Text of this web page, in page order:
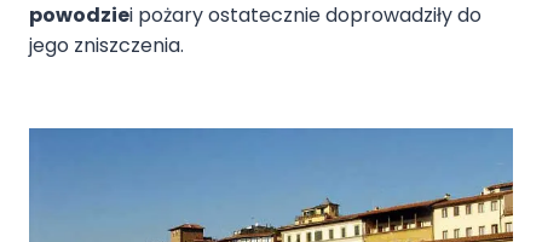
powodziei pożary ostatecznie doprowadziły do
jego zniszczenia.